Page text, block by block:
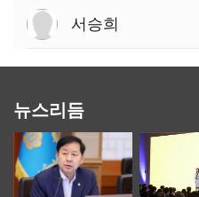
서승희
뉴스리듬